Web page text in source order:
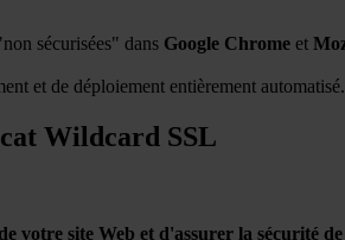
sécurisées" dans Google Chrome et
et de déploiement entièrement automatisé.
Wildcard SSL
votre site Web et d'assurer la sécurité